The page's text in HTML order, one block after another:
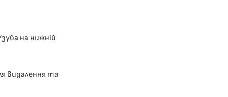
на нижній
видалення та